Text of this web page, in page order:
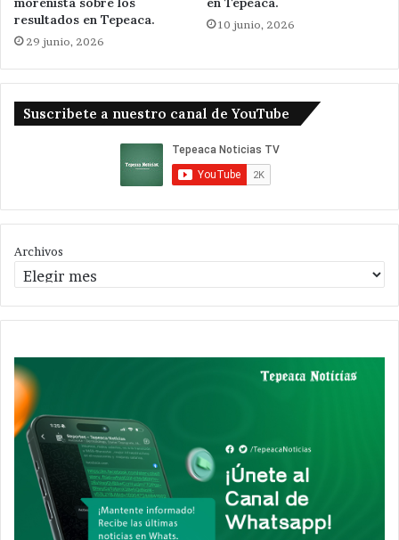
resultados en Tepeaca.
29 junio, 2026
10 junio, 2026
Suscribete a nuestro canal de YouTube
Archivos